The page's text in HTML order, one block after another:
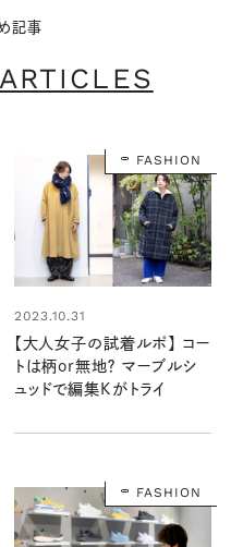
記事
FASHION
2023.10.31
【大人女子の試着ルポ】 コー
トは柄or無地？ マーブルシ
ュッドで編集Kがトライ
FASHION